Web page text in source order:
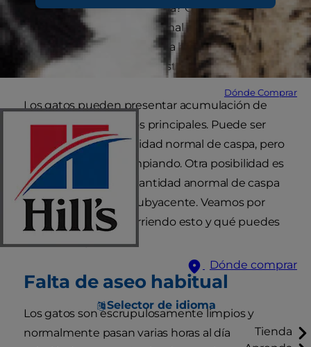
Dónde Comprar
Dónde comprar
Selector de idioma
Tienda
escamosa que parece caspa? Que tenga un
poco de caspa es algo normal de la muda de
piel, pero cuando empieza a hacerse muy
evidente, puede ser que esté pasando algo más.
Los gatos pueden presentar acumulación de
caspa por dos motivos principales. Puede ser
que tengan una cantidad normal de caspa, pero
que no se la estén limpiando. Otra posibilidad es
que produzcan una cantidad anormal de caspa
debido a una causa subyacente. Veamos por
qué puede estar ocurriendo esto y qué puedes
hacer al respecto.
Falta de aseo habitual
Los gatos son escrupulosamente limpios y
normalmente pasan varias horas al día